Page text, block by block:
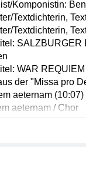
Komponistin:
Textdichterin,
Textdichterin,
SALZBURGER
WAR
der "Missa pro
aeternam (10:07)
aeternam / Chor
bells for
proferetur /